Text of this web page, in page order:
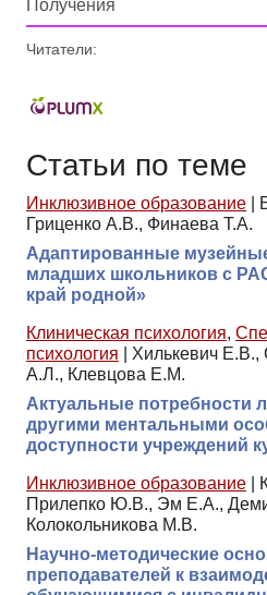
Получения
Читатели:
Статьи по теме
Инклюзивное образование
Гриценко А.В., Финаева Т.А.
Адаптированные
младших школьников с
край родной»
Клиническая психология,
психология
Хилькевич Е.В.,
А.Л., Клевцова Е.М.
Актуальные потребности
другими ментальными
доступности учреждений
Инклюзивное образование
Прилепко Ю.В., Эм Е.А.,
Колокольникова М.В.
Научно-методические
преподавателей к